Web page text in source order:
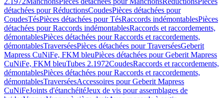
détachées pour RéductionsCoudesPièces détachées pour
CoudesTésPièces détachées pour TésRaccords indémontablesPièces
détachées pour Raccords indémontablesRaccords et raccordements,
démontablesPièces détachées pour Raccords et raccordements,
démontablesTraverséesPièces détachées pour TraverséesGeberit
Mapress CuNiFe, FKM bleuPièces détachées pour Geberit Mapress
CuNiFe, FKM bleuTubes 2.1972CoudesRaccords et raccordements,
démontablesPièces détachées pour Raccords et raccordements,
démontablesTraverséesAccessoires pour Geberit Mapress
CuNiFeJoints d'étanchéitéJeux de vis pour assemblages de